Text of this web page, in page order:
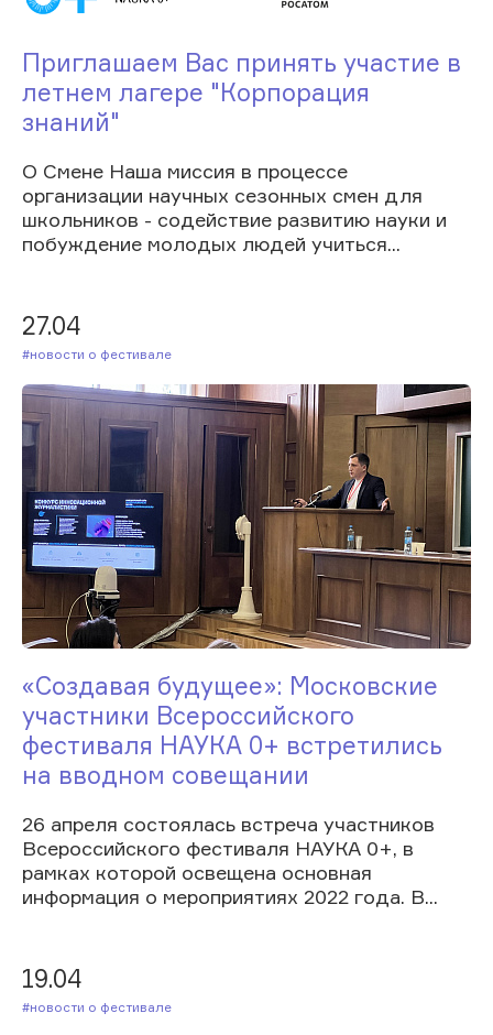
Приглашаем Вас принять участие в
летнем лагере "Корпорация
знаний"
О Смене Наша миссия в процессе
организации научных сезонных смен для
школьников - содействие развитию науки и
побуждение молодых людей учиться...
27.04
#Новости о фестивале
«Создавая будущее»: Московские
участники Всероссийского
фестиваля НАУКА 0+ встретились
на вводном совещании
26 апреля состоялась встреча участников
Всероссийского фестиваля НАУКА 0+, в
рамках которой освещена основная
информация о мероприятиях 2022 года. В...
19.04
#Новости о фестивале